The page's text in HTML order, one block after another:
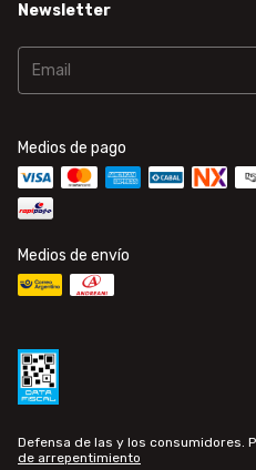
Newsletter
Medios de pago
Medios de envío
Defensa de las y los consumidores.
de arrepentimiento